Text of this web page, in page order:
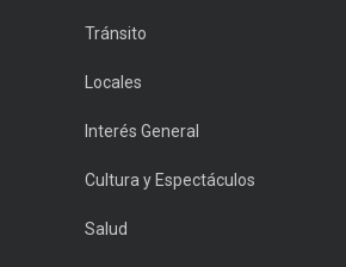
Tránsito
Locales
Interés General
Cultura y Espectáculos
Salud